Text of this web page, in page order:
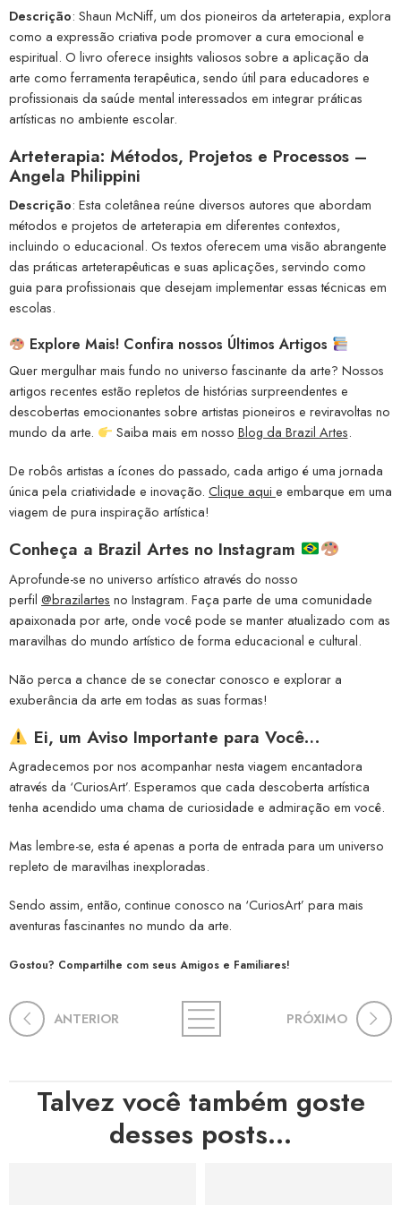
Descrição: Shaun McNiff, um dos pioneiros da arteterapia, explora
como a expressão criativa pode promover a cura emocional e
espiritual. O livro oferece insights valiosos sobre a aplicação da
arte como ferramenta terapêutica, sendo útil para educadores e
profissionais da saúde mental interessados em integrar práticas
artísticas no ambiente escolar.
Arteterapia: Métodos, Projetos e Processos –
Angela Philippini
Descrição: Esta coletânea reúne diversos autores que abordam
métodos e projetos de arteterapia em diferentes contextos,
incluindo o educacional. Os textos oferecem uma visão abrangente
das práticas arteterapêuticas e suas aplicações, servindo como
guia para profissionais que desejam implementar essas técnicas em
escolas.
Explore Mais! Confira nossos Últimos Artigos
Quer mergulhar mais fundo no universo fascinante da arte? Nossos
artigos recentes estão repletos de histórias surpreendentes e
descobertas emocionantes sobre artistas pioneiros e reviravoltas no
mundo da arte.
Saiba mais em nosso Blog da Brazil Artes.
De robôs artistas a ícones do passado, cada artigo é uma jornada
única pela criatividade e inovação. Clique aqui e embarque em uma
viagem de pura inspiração artística!
Conheça a Brazil Artes no Instagram
Aprofunde-se no universo artístico através do nosso
perfil @brazilartes no Instagram. Faça parte de uma comunidade
apaixonada por arte, onde você pode se manter atualizado com as
maravilhas do mundo artístico de forma educacional e cultural.
Não perca a chance de se conectar conosco e explorar a
exuberância da arte em todas as suas formas!
Ei, um Aviso Importante para Você…
Agradecemos por nos acompanhar nesta viagem encantadora
através da ‘CuriosArt’. Esperamos que cada descoberta artística
tenha acendido uma chama de curiosidade e admiração em você.
Mas lembre-se, esta é apenas a porta de entrada para um universo
repleto de maravilhas inexploradas.
Sendo assim, então, continue conosco na ‘CuriosArt’ para mais
aventuras fascinantes no mundo da arte.
Gostou? Compartilhe com seus Amigos e Familiares!
ANTERIOR PRÓXIMO
Talvez você também goste
desses posts...